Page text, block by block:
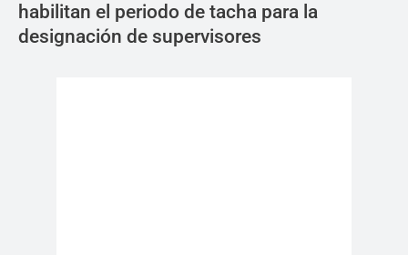
habilitan el periodo de tacha para la
designación de supervisores